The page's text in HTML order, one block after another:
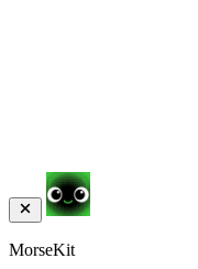
MorseKit